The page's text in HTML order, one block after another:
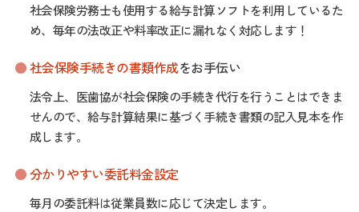
社会保険労務士も使用する給与計算ソフトを利用しているた
め、毎年の法改正や料率改正に漏れなく対応します！
社会保険手続きの書類作成をお手伝い
法令上、医歯協が社会保険の手続き代行を行うことはできま
せんので、給与計算結果に基づく手続き書類の記入見本を作
成します。
分かりやすい委託料金設定
毎月の委託料は従業員数に応じて決定します。